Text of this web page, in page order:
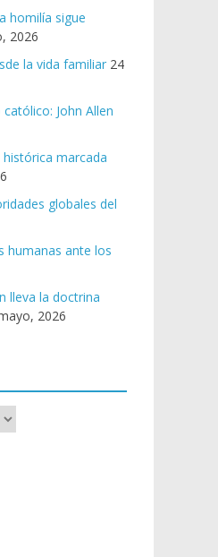
homilía sigue
2026
la vida familiar 24
John Allen
histórica marcada
globales del
humanas ante los
lleva la doctrina
2026